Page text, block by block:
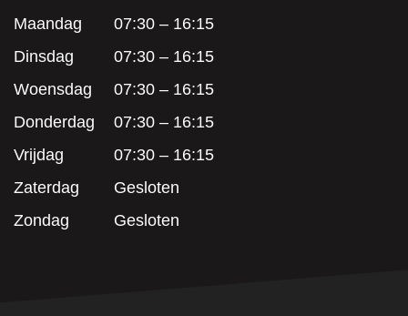
Maandag
07:30 – 16:15
Dinsdag
07:30 – 16:15
Woensdag
07:30 – 16:15
Donderdag
07:30 – 16:15
Vrijdag
07:30 – 16:15
Zaterdag
Gesloten
Zondag
Gesloten